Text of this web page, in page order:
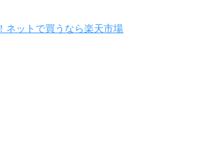
ネットで買うなら楽天市場